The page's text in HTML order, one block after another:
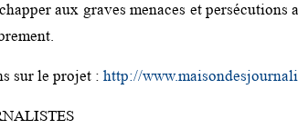
aux graves menaces et
sur le projet : http://